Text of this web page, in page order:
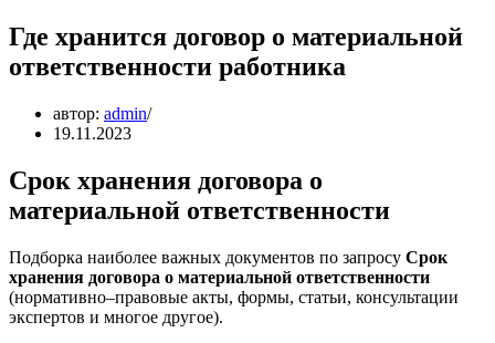
Где хранится договор о материальной
ответственности работника
автор: admin
19.11.2023
Срок хранения договора о
материальной ответственности
Подборка наиболее важных документов по запросу Срок
хранения договора о материальной ответственности
(нормативно–правовые акты, формы, статьи, консультации
экспертов и многое другое).